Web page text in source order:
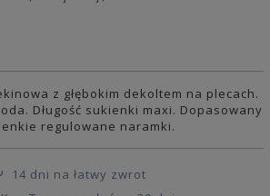
z głębokim dekoltem na plecach.
Długość sukienki maxi. Dopasowany
regulowane naramki.
14 dni na łatwy zwrot